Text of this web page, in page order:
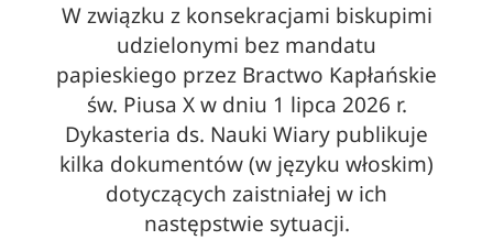
W związku z konsekracjami biskupimi
udzielonymi bez mandatu
papieskiego przez Bractwo Kapłańskie
św. Piusa X w dniu 1 lipca 2026 r.
Dykasteria ds. Nauki Wiary publikuje
kilka dokumentów (w języku włoskim)
dotyczących zaistniałej w ich
następstwie sytuacji.